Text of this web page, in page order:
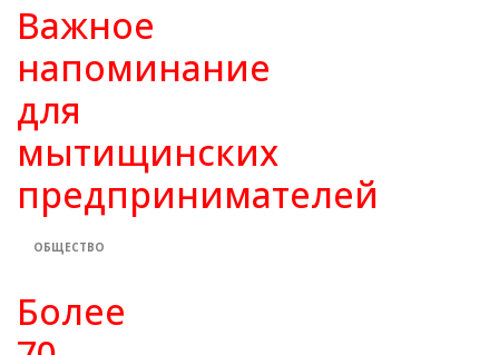
Важное
напоминание
для
мытищинских
предпринимателей
ОБЩЕСТВО
Более